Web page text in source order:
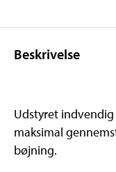
Beskrivelse
Udstyret
maksimal
bøjning.